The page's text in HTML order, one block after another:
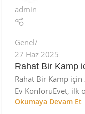
admin
Genel
27 Haz 2025
Rahat Bir Kamp
Rahat Bir Kamp
Ev KonforuEvet, ilk
Okumaya Devam Et